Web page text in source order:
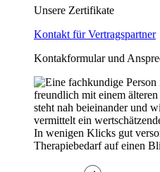
Unsere Zertifikate
Kontakt für Vertragspartner
Kontakformular und
In wenigen Klicks gut
Therapiebedarf auf einen